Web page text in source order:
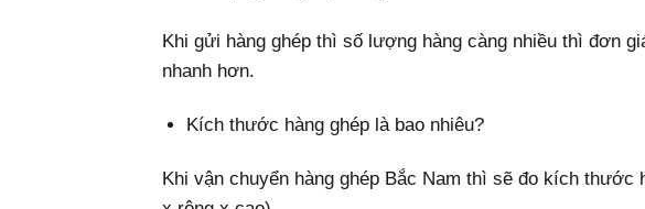
Khi gửi hàng ghép thì số lượng hàng càng nhiều thì đơn
nhanh hơn.
Kích thước hàng ghép là bao nhiêu?
Khi vận chuyển hàng ghép Bắc Nam thì sẽ đo kích thước